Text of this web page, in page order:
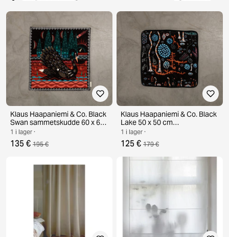
Klaus Haapaniemi & Co. Black
Swan sammetskudde 60 x 60
cm svart
1 i lager ·
135 € 195 €
Klaus Haapaniemi & Co. Black
Lake 50 x 50 cm
sammetskuddfodral
1 i lager ·
125 € 179 €